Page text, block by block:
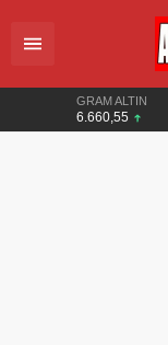
GRAM ALTIN
6.660,55